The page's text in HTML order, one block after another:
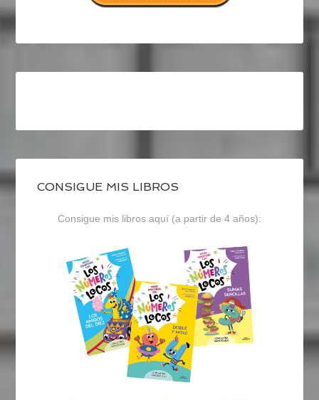
CONSIGUE MIS LIBROS
Consigue mis libros aquí (a partir de 4 años):